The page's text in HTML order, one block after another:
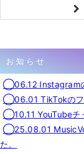
お知らせ
◯06.12 Instagramの
◯06.01 TikTokのフ
◯10.11 YouTubeチ
◯25.08.01
た。